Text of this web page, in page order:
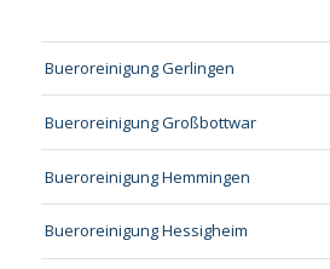
Bueroreinigung Gerlingen
Bueroreinigung Großbottwar
Bueroreinigung Hemmingen
Bueroreinigung Hessigheim